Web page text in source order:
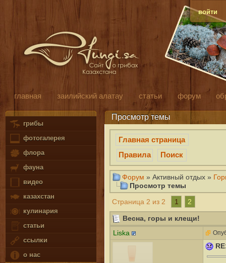
войти
главная заилийский алатау статьи форум
грибы
фотогалерея
флора
фауна
видео
казахстан
кулинария
статьи
ссылки
о нас
Просмотр темы
Главная страница
Правила
Поиск
Форум » Активный отдых »
Просмотр темы
Страница 2 из 2 1 2
Весна, горы и клещи!
Liska